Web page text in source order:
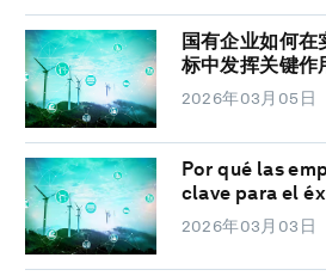
国有企业如何在
标中发挥关键作
2026年03月05日
Por qué las
clave para el
2026年03月03日